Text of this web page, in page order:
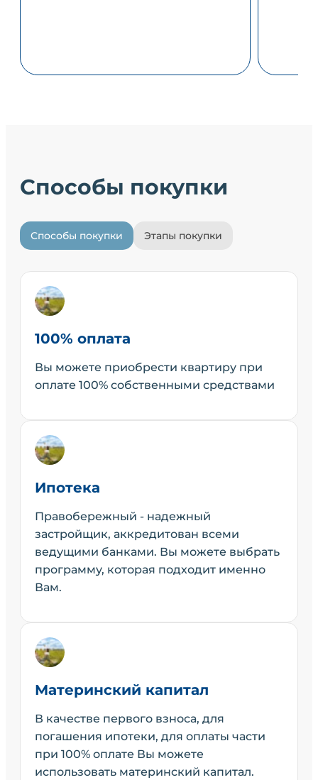
Способы покупки
Способы покупки Этапы покупки
100% оплата
Вы можете приобрести квартиру при
оплате 100% собственными средствами
Ипотека
Правобережный - надежный
застройщик, аккредитован всеми
ведущими банками. Вы можете выбрать
программу, которая подходит именно
Вам.
Материнский капитал
В качестве первого взноса, для
погашения ипотеки, для оплаты части
при 100% оплате Вы можете
использовать материнский капитал.